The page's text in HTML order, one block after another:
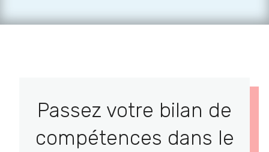
Passez votre bilan de
compétences dans le